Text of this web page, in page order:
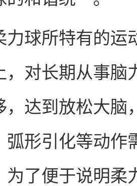
所特有的运
，对长期从事脑
，达到放松大脑
弧形引化等动作
为了便于说明柔